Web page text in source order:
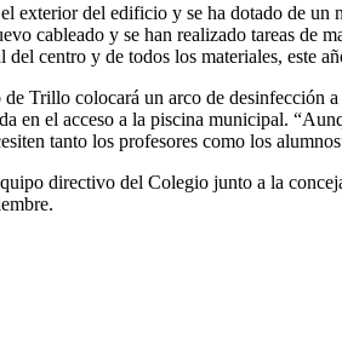
exterior del edificio y se ha dotado de
cableado y se han realizado tareas de
centro y de todos los materiales, este
Trillo colocará un arco de desinfección
en el acceso a la piscina municipal.
tanto los profesores como los
directivo del Colegio junto a la